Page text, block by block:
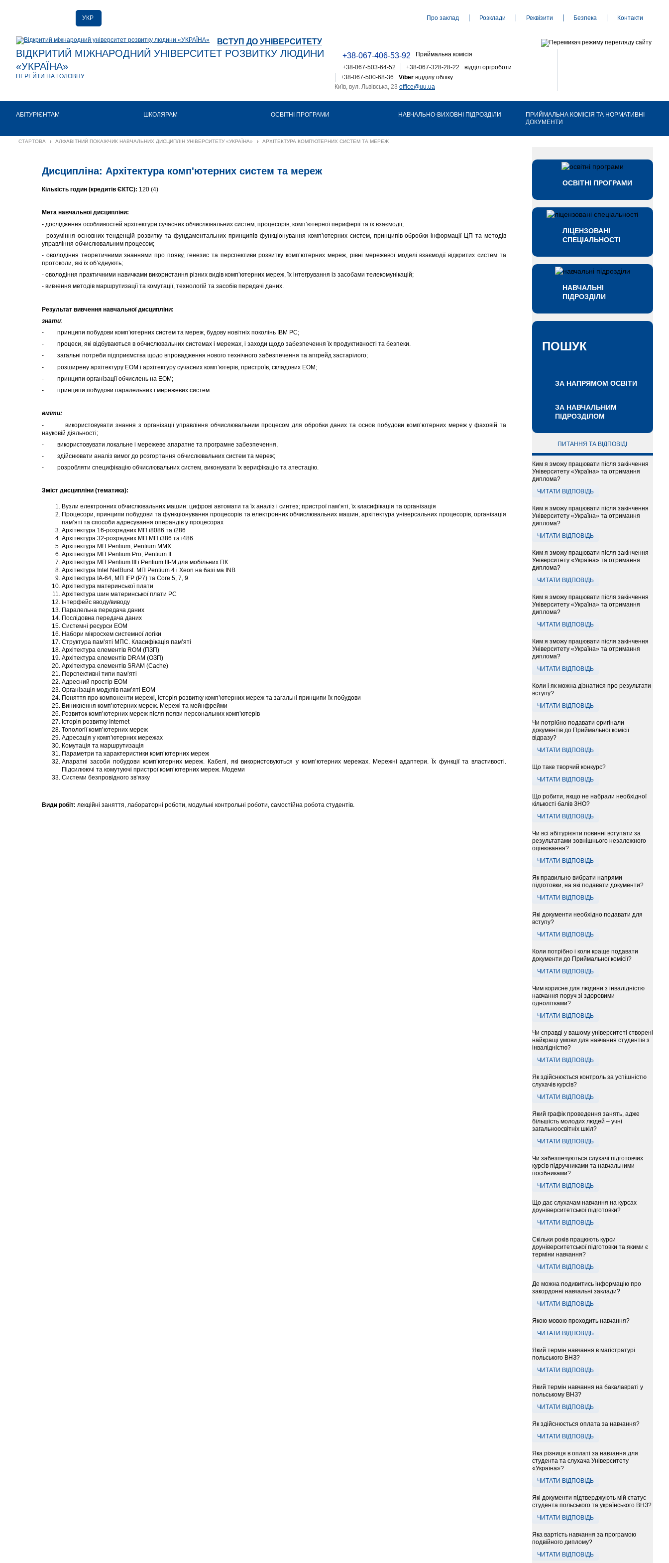
УКР
ENG
Про заклад Розклади Реквізити Безпека Контакти
ВСТУП ДО УНІВЕРСИТЕТУ
ВІДКРИТИЙ МІЖНАРОДНИЙ УНІВЕРСИТЕТ РОЗВИТКУ ЛЮДИНИ
«УКРАЇНА»
ПЕРЕЙТИ НА ГОЛОВНУ
+38-067-406-53-92
Приймальна комісія
відділ оргроботи
+38-067-503-64-52
+38-067-328-28-22
Viber відділу обліку
+38-067-500-68-36
Київ, вул. Львівська, 23 office@uu.ua
АБІТУРІЄНТАМ ШКОЛЯРАМ ОСВІТНІ ПРОГРАМИ НАВЧАЛЬНО-ВИХОВНІ ПІДРОЗДІЛИ
ПРИЙМАЛЬНА КОМІСІЯ ТА НОРМАТИВНІ
ДОКУМЕНТИ
СТАРТОВА › АЛФАВІТНИЙ ПОКАЖЧИК НАВЧАЛЬНИХ ДИСЦИПЛІН УНІВЕРСИТЕТУ «УКРАЇНА» › АРХІТЕКТУРА КОМП'ЮТЕРНИХ СИСТЕМ ТА МЕРЕЖ
ОСВІТНІ ПРОГРАМИ
ЛІЦЕНЗОВАНІ
СПЕЦІАЛЬНОСТІ
НАВЧАЛЬНІ
ПІДРОЗДІЛИ
ПОШУК
ЗА НАПРЯМОМ ОСВІТИ
ЗА НАВЧАЛЬНИМ
ПІДРОЗДІЛОМ
ПИТАННЯ ТА ВІДПОВІДІ
Ким я зможу працювати після закінчення
Університету «Україна» та отримання
диплома?
ЧИТАТИ ВІДПОВІДЬ
Ким я зможу працювати після закінчення
Університету «Україна» та отримання
диплома?
ЧИТАТИ ВІДПОВІДЬ
Ким я зможу працювати після закінчення
Університету «Україна» та отримання
диплома?
ЧИТАТИ ВІДПОВІДЬ
Ким я зможу працювати після закінчення
Університету «Україна» та отримання
диплома?
ЧИТАТИ ВІДПОВІДЬ
Ким я зможу працювати після закінчення
Університету «Україна» та отримання
диплома?
ЧИТАТИ ВІДПОВІДЬ
Коли і як можна дізнатися про результати
вступу?
ЧИТАТИ ВІДПОВІДЬ
Чи потрібно подавати оригінали
документів до Приймальної комісії
відразу?
ЧИТАТИ ВІДПОВІДЬ
Що таке творчий конкурс?
ЧИТАТИ ВІДПОВІДЬ
Що робити, якщо не набрали необхідної
кількості балів ЗНО?
ЧИТАТИ ВІДПОВІДЬ
Чи всі абітурієнти повинні вступати за
результатами зовнішнього незалежного
оцінювання?
ЧИТАТИ ВІДПОВІДЬ
Як правильно вибрати напрями
підготовки, на які подавати документи?
ЧИТАТИ ВІДПОВІДЬ
Які документи необхідно подавати для
вступу?
ЧИТАТИ ВІДПОВІДЬ
Коли потрібно і коли краще подавати
документи до Приймальної комісії?
ЧИТАТИ ВІДПОВІДЬ
Чим корисне для людини з інвалідністю
навчання поруч зі здоровими
однолітками?
ЧИТАТИ ВІДПОВІДЬ
Чи справді у вашому університеті створені
найкращі умови для навчання студентів з
інвалідністю?
ЧИТАТИ ВІДПОВІДЬ
Як здійснюється контроль за успішністю
слухачів курсів?
ЧИТАТИ ВІДПОВІДЬ
Який графік проведення занять, адже
більшість молодих людей – учні
загальноосвітніх шкіл?
ЧИТАТИ ВІДПОВІДЬ
Чи забезпечуються слухачі підготовчих
курсів підручниками та навчальними
посібниками?
ЧИТАТИ ВІДПОВІДЬ
Що дає слухачам навчання на курсах
доуніверситетської підготовки?
ЧИТАТИ ВІДПОВІДЬ
Скільки років працюють курси
доуніверситетської підготовки та якими є
терміни навчання?
ЧИТАТИ ВІДПОВІДЬ
Де можна подивитись інформацію про
закордонні навчальні заклади?
ЧИТАТИ ВІДПОВІДЬ
Якою мовою проходить навчання?
ЧИТАТИ ВІДПОВІДЬ
Який термін навчання в магістратурі
польського ВНЗ?
ЧИТАТИ ВІДПОВІДЬ
Який термін навчання на бакалавраті у
польському ВНЗ?
ЧИТАТИ ВІДПОВІДЬ
Як здійснюється оплата за навчання?
ЧИТАТИ ВІДПОВІДЬ
Яка різниця в оплаті за навчання для
студента та слухача Університету
«Україна»?
ЧИТАТИ ВІДПОВІДЬ
Які документи підтверджують мій статус
студента польського та українського ВНЗ?
ЧИТАТИ ВІДПОВІДЬ
Яка вартість навчання за програмою
подвійного диплому?
ЧИТАТИ ВІДПОВІДЬ
Дисципліна: Архітектура комп'ютерних систем та мереж
Кількість годин (кредитів ЄКТС): 120 (4)
Мета навчальної дисципліни:
-дослідження особливостей архітектури сучасних обчислювальних систем, процесорів, комп’ютерної периферії та їх взаємодії;
- розуміння основних тенденцій розвитку та фундаментальних принципів функціонування комп’ютерних систем, принципів обробки інформації ЦП та методів
управління обчислювальним процесом;
- оволодіння теоретичними знаннями про появу, генезис та перспективи розвитку комп’ютерних мереж, рівні мережевої моделі взаємодії відкритих систем та
протоколи, які їх об’єднують;
- оволодіння практичними навичками використання різних видів комп’ютерних мереж, їх інтегрування із засобами телекомунікацій;
- вивчення методів маршрутизації та комутації, технологій та засобів передачі даних.
Результат вивчення навчальноїдисципліни:
знати:
- принципи побудови комп’ютерних систем та мереж, будову новітніх поколінь IBM РС;
- процеси, які відбуваються в обчислювальних системах і мережах, і заходи щодо забезпечення їх продуктивності та безпеки.
- загальні потреби підприємства щодо впровадження нового технічного забезпечення та апгрейд застарілого;
- розширену архітектуру ЕОМ і архітектуру сучасних комп’ютерів, пристроїв, складових ЕОМ;
- принципи організації обчислень на ЕОМ;
- принципи побудови паралельних і мережевих систем.
вміти:
- використовувати знання з організації управління обчислювальним процесом для обробки даних та основ побудови комп’ютерних мереж у фаховій та
науковій діяльності;
- використовувати локальне і мережеве апаратне та програмне забезпечення,
- здійснювати аналіз вимог до розгортання обчислювальних систем та мереж;
- розробляти специфікацію обчислювальних систем, виконувати їх верифікацію та атестацію.
Зміст дисципліни (тематика):
Вузли електронних обчислювальних машин: цифрові автомати та їх аналіз і синтез; пристрої пам’яті, їх класифікація та організація
Процесори, принципи побудови та функціонування процесорів та електронних обчислювальних машин, архітектура універсальних процесорів, організація
пам’яті та способи адресування операндів у процесорах
Архітектура 16-розрядних МП і8086 та і286
Архітектура 32-розрядних МП МП і386 та і486
Архітектура МП Pentium, Pentium MMX
Архітектура МП Pentium Pro, Pentium ІІ
Архітектура МП Pentium ІІІ і Pentium III-M для мобільних ПК
Архітектура Intel NetBurst. МП Pentium 4 і Xeon на базі ма INB
Архітектура ІА-64, МП IFP (Р7) та Core 5, 7, 9
Архітектура материнської плати
Архітектура шин материнської плати РС
Інтерфейс вводу/виводу
Паралельна передача даних
Послідовна передача даних
Системні ресурси ЕОМ
Набори мікросхем системної логіки
Структура пам’яті МПС. Класифікація пам’яті
Архітектура елементів ROM (ПЗП)
Архітектура елементів DRAM (ОЗП)
Архітектура елементів SRAM (Cache)
Перспективні типи пам’яті
Адресний простір ЕОМ
Організація модулів пам’яті ЕОМ
Поняття про компоненти мережі, історія розвитку комп’ютерних мереж та загальні принципи їх побудови
Виникнення комп’ютерних мереж. Мережі та мейнфрейми
Розвиток комп’ютерних мереж після появи персональних комп’ютерів
Історія розвитку Internet
Топології комп’ютерних мереж
Адресація у комп’ютерних мережах
Комутація та маршрутизація
Параметри та характеристики комп’ютерних мереж
Апаратні засоби побудови комп’ютерних мереж. Кабелі, які використовуються у комп’ютерних мережах. Мережні адаптери. Їх функції та властивості.
Підсилюючі та комутуючі пристрої комп’ютерних мереж. Модеми
Системи безпровідного зв’язку
Види робіт: лекційні заняття, лабораторні роботи, модульні контрольні роботи, самостійна робота студентів.